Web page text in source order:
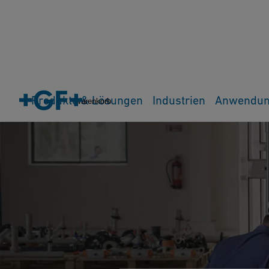
Warenkorb
Produkte & Lösungen Industrien